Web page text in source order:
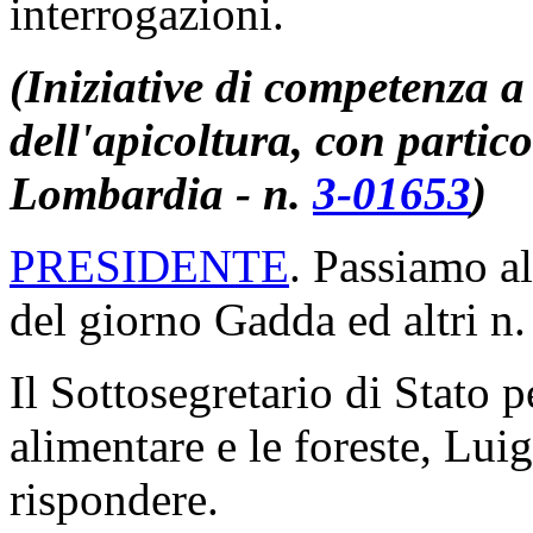
interrogazioni.
(Iniziative di competenza
dell'apicoltura, con
Lombardia - n.3-01653)
PRESIDENTE. Passiamo
del giorno Gadda ed altri
Il Sottosegretario di Stato
alimentare e le foreste,
rispondere.